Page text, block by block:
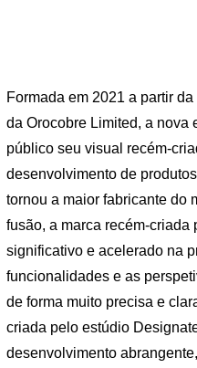
Formada em 2021 a partir
da Orocobre Limited, a nova
público seu visual recém-
desenvolvimento de
tornou a maior fabricante do
fusão, a marca recém-criada
significativo e acelerado na
funcionalidades e as
de forma muito precisa e
criada pelo estúdio
desenvolvimento